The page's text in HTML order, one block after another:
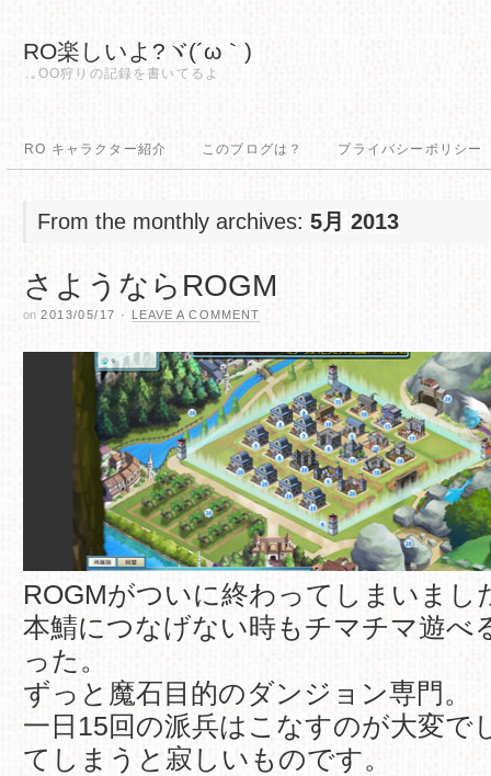
RO楽しいよ?ヾ(´ω｀)
.｡OO狩りの記録を書いてるよ
RO キャラクター紹介 このブログは？ プライバシーポリシー
From the monthly archives: 5月 2013
さようならROGM
on 2013/05/17 · LEAVE A COMMENT
ROGMがついに終わってしまいまし
本鯖につなげない時もチマチマ遊べ
った。
ずっと魔石目的のダンジョン専門。
一日15回の派兵はこなすのが大変で
てしまうと寂しいものです。